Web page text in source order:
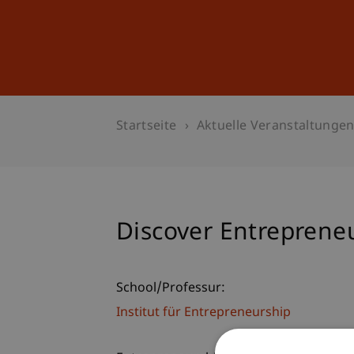
Startseite Aktuelle Veranstaltungen
Discover
School/Professur:
Institut für Entrepreneurship